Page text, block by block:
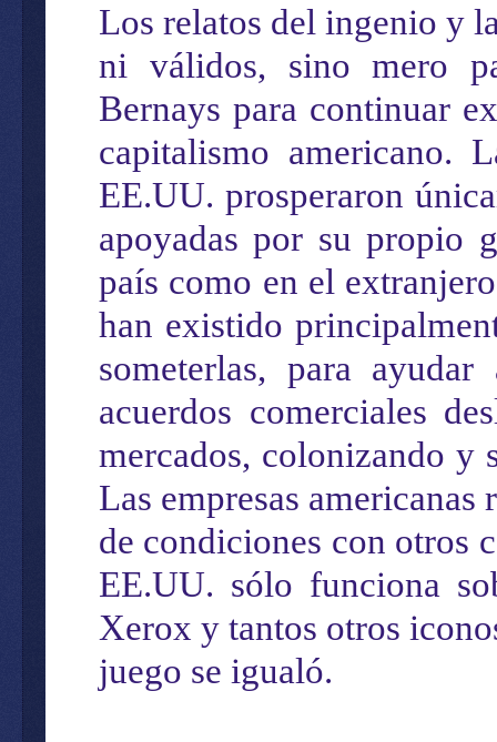
Los relatos del ingenio y
ni válidos, sino mero
Bernays para continuar
capitalismo americano.
EE.UU. prosperaron
apoyadas por su propio
país como en el
han existido
someterlas, para ayudar
acuerdos comerciales
mercados, colonizando y
Las empresas americanas
de condiciones con otros
EE.UU. sólo funciona
Xerox y tantos otros
juego se igualó.